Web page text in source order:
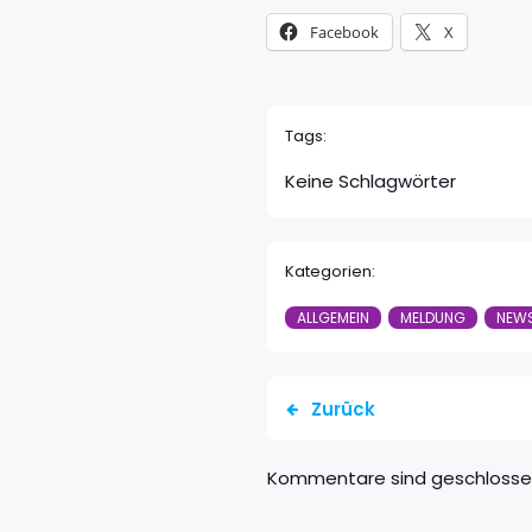
Facebook X
Tags:
Keine Schlagwörter
Kategorien:
ALLGEMEIN MELDUNG
Zurück
Kommentare sind